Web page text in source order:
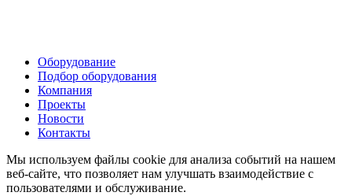
Оборудование
Подбор оборудования
Компания
Проекты
Новости
Контакты
Мы используем файлы cookie для анализа событий на нашем
веб-сайте, что позволяет нам улучшать взаимодействие с
пользователями и обслуживание.